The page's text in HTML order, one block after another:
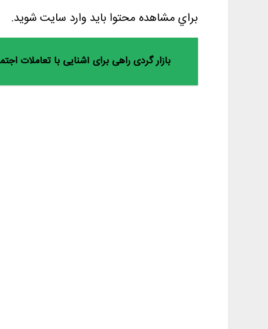
براي مشاهده محتوا بايد وارد سايت شويد.
بازار گردی راهی برای آشنایی با تعاملات